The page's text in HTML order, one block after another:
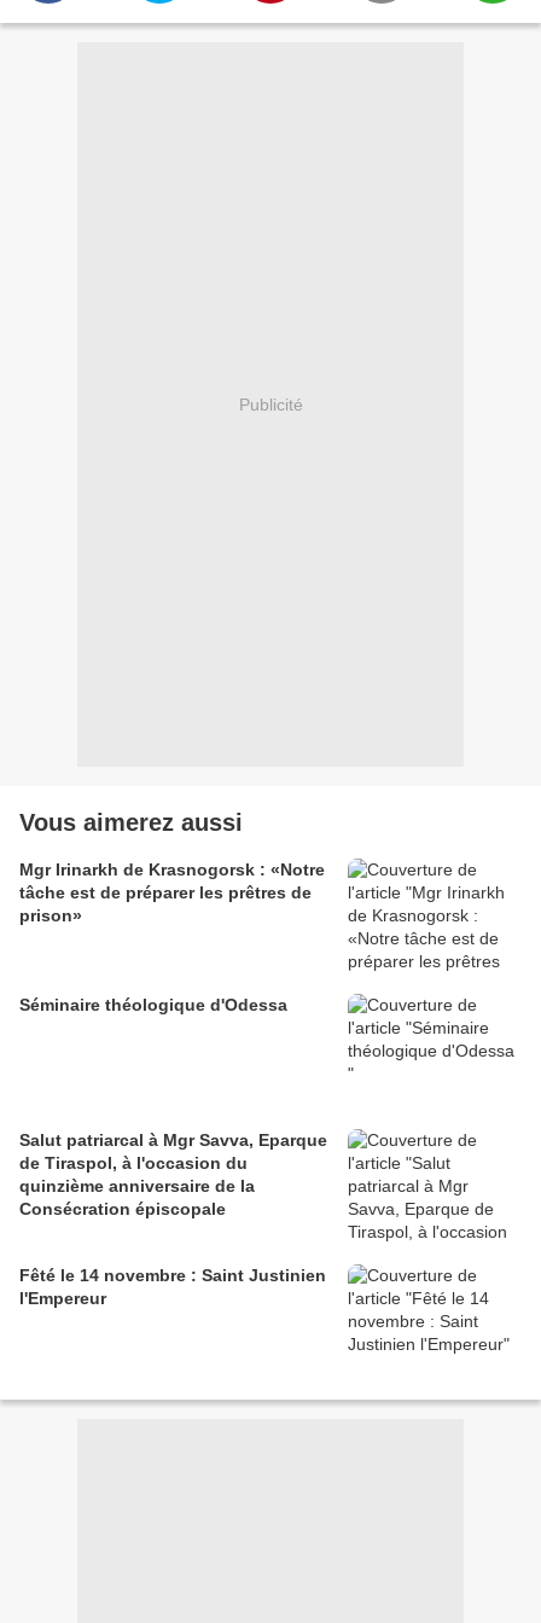
Publicité
Vous aimerez aussi
Mgr Irinarkh de Krasnogorsk : «Notre
tâche est de préparer les prêtres de
prison»
Séminaire théologique d'Odessa
Salut patriarcal à Mgr Savva, Eparque
de Tiraspol, à l'occasion du
quinzième anniversaire de la
Consécration épiscopale
Fêté le 14 novembre : Saint Justinien
l'Empereur